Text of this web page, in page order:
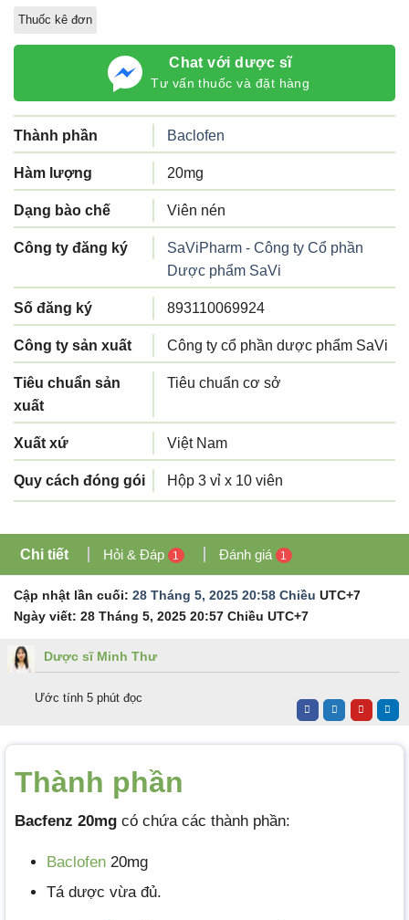
Chat với dược sĩ
Tư vấn thuốc và đặt hàng
Thuốc kê đơn
Thành phần Baclofen
Hàm lượng 20mg
Dạng bào chế Viên nén
Công ty đăng ký
SaViPharm - Công ty Cổ phần
Dược phẩm SaVi
Số đăng ký 893110069924
Công ty sản xuất Công ty cổ phần dược phẩm SaVi
Tiêu chuẩn sản
xuất
Tiêu chuẩn cơ sở
Xuất xứ Việt Nam
Quy cách đóng gói Hộp 3 vỉ x 10 viên
Chi tiết Hỏi & Đáp 1 Đánh giá 1
Cập nhật lần cuối: 28 Tháng 5, 2025 20:58 Chiều UTC+7
Ngày viết: 28 Tháng 5, 2025 20:57 Chiều UTC+7
Dược sĩ Minh Thư
Ước tính 5 phút đọc
Thành phần
Bacfenz 20mg có chứa các thành phần:
Baclofen 20mg
Tá dược vừa đủ.